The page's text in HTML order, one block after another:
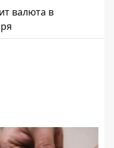
валюта в